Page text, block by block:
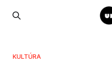
KULTÚRA